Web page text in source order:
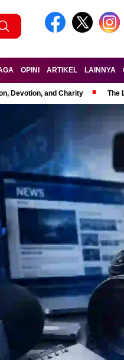
OPINI ARTIKEL LAINNYA
Devotion, and Charity The